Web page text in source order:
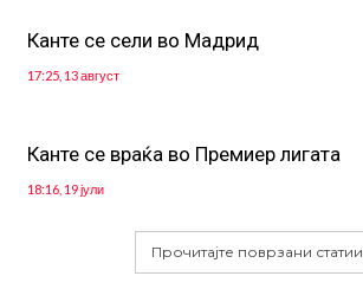
Канте се сели во Мадрид
17:25, 13 август
Канте се враќа во Премиер лигата
18:16, 19 јули
Прочитајте поврзани статии